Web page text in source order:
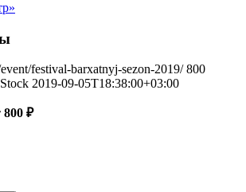
festival-barxatnyj-sezon-2019/ 800
2019-09-05T18:38:00+03:00
800 ₽